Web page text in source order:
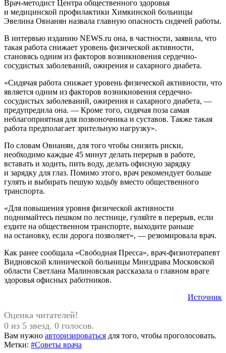
Врач-методист Центра общественного здоровья
и медицинской профилактики Химкинской больницы
Эвелина Овнанян назвала главную опасность сидячей работы.
В интервью изданию NEWS.ru она, в частности, заявила, что
такая работа снижает уровень физической активности,
становясь одним из факторов возникновения сердечно-
сосудистых заболеваний, ожирения и сахарного диабета.
«Сидячая работа снижает уровень физической активности, что
является одним из факторов возникновения сердечно-
сосудистых заболеваний, ожирения и сахарного диабета, —
предупредила она. — Кроме того, сидячая поза самая
неблагоприятная для позвоночника и суставов. Также такая
работа предполагает зрительную нагрузку».
По словам Овнанян, для того чтобы снизить риски,
необходимо каждые 45 минут делать перерыв в работе,
вставать и ходить, пить воду, делать офисную зарядку
и зарядку для глаз. Помимо этого, врач рекомендует больше
гулять и выбирать пешую ходьбу вместо общественного
транспорта.
«Для повышения уровня физической активности
поднимайтесь пешком по лестнице, гуляйте в перерыв, если
ездите на общественном транспорте, выходите раньше
на остановку, если дорога позволяет», — резюмировала врач.
Как ранее сообщала «Свободная Пресса», врач-физиотерапевт
Видновской клинической больницы Минздрава Московской
области Светлана Малиновская рассказала о главном враге
здоровья офисных работников.
Источник
Оценка читателей!
0 из 5 звезд. 0 голосов.
Вам нужно авторизироваться для того, чтобы проголосовать.
Метки: #Советы врача